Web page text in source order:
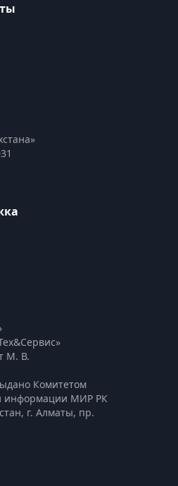
М. В.
Комитетом
информации МИР РК
г. Алматы, пр.